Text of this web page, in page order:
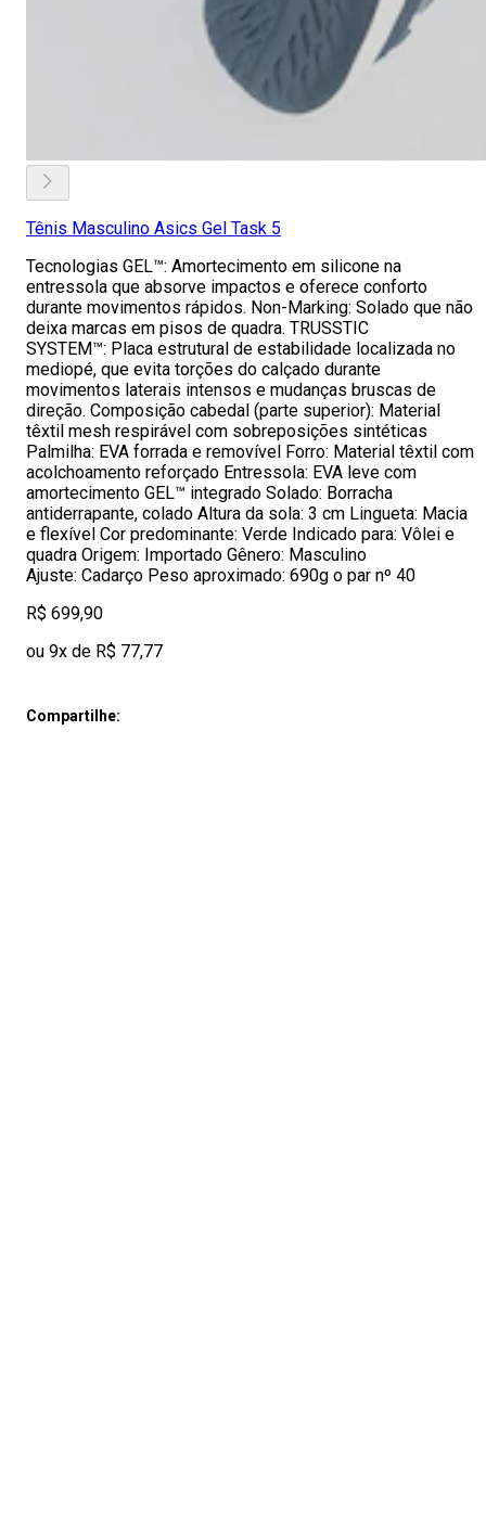
Tênis Masculino Asics Gel Task 5
Tecnologias GEL™: Amortecimento em silicone na
entressola que absorve impactos e oferece conforto
durante movimentos rápidos. Non-Marking: Solado que não
deixa marcas em pisos de quadra. TRUSSTIC
SYSTEM™: Placa estrutural de estabilidade localizada no
mediopé, que evita torções do calçado durante
movimentos laterais intensos e mudanças bruscas de
direção. Composição cabedal (parte superior): Material
têxtil mesh respirável com sobreposições sintéticas
Palmilha: EVA forrada e removível Forro: Material têxtil com
acolchoamento reforçado Entressola: EVA leve com
amortecimento GEL™ integrado Solado: Borracha
antiderrapante, colado Altura da sola: 3 cm Lingueta: Macia
e flexível Cor predominante: Verde Indicado para: Vôlei e
quadra Origem: Importado Gênero: Masculino
Ajuste: Cadarço Peso aproximado: 690g o par nº 40
R$ 699,90
ou 9x de R$ 77,77
Compartilhe: